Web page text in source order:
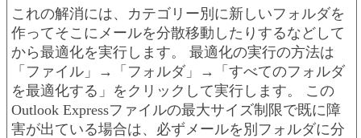
これの解消には、カテゴリー別に新しいフォルダを
作ってそこにメールを分散移動したりするなどして
から最適化を実行します。 最適化の実行の方法は
「ファイル」→「フォルダ」→「すべてのフォルダ
を最適化する」をクリックして実行します。 この
Outlook Expressファイルの最大サイズ制限で既に障
害が出ている場合は、必ずメールを別フォルダに分